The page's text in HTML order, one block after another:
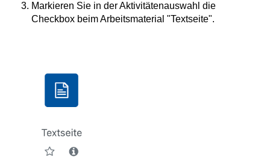
Markieren Sie in der Aktivitätenauswahl die
Checkbox beim Arbeitsmaterial "Textseite".